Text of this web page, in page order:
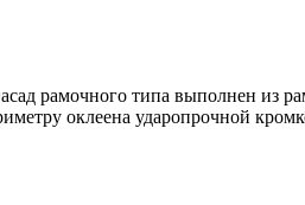
рамочного типа выполнен из
оклеена ударопрочной